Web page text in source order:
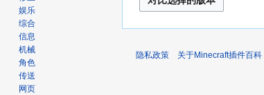
五)
期
二)
期
摘
娱乐
综合
信息
机械
角色
传送
网页
隐私政策 关于Minecraft插件百科